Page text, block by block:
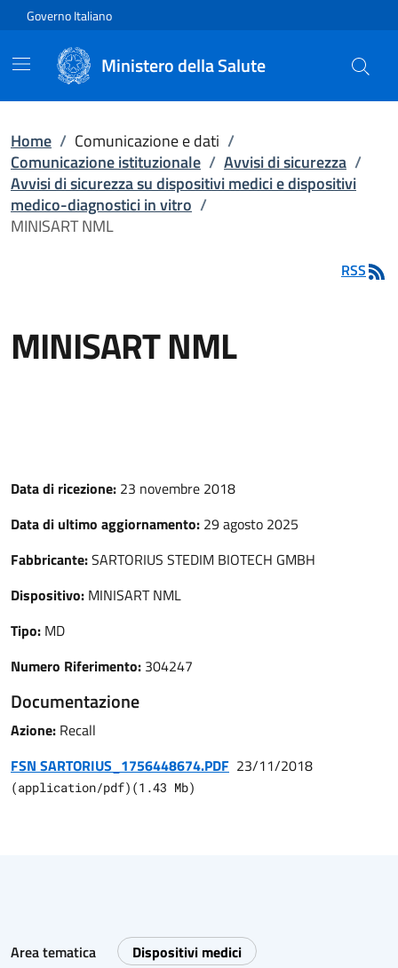
Vai direttamente al contenuto
Governo Italiano
Ministero della Salute
Home / Comunicazione e dati /
Comunicazione istituzionale / Avvisi di sicurezza /
Avvisi di sicurezza su dispositivi medici e dispositivi
medico-diagnostici in vitro /
MINISART NML
RSS
MINISART NML
Data di ricezione: 23 novembre 2018
Data di ultimo aggiornamento: 29 agosto 2025
Fabbricante:SARTORIUS STEDIM BIOTECH GMBH
Dispositivo: MINISART NML
Tipo: MD
Numero Riferimento: 304247
Documentazione
Azione: Recall
FSN SARTORIUS_1756448674.PDF 23/11/2018
(application/pdf) (1.43 Mb)
Area tematica Dispositivi medici